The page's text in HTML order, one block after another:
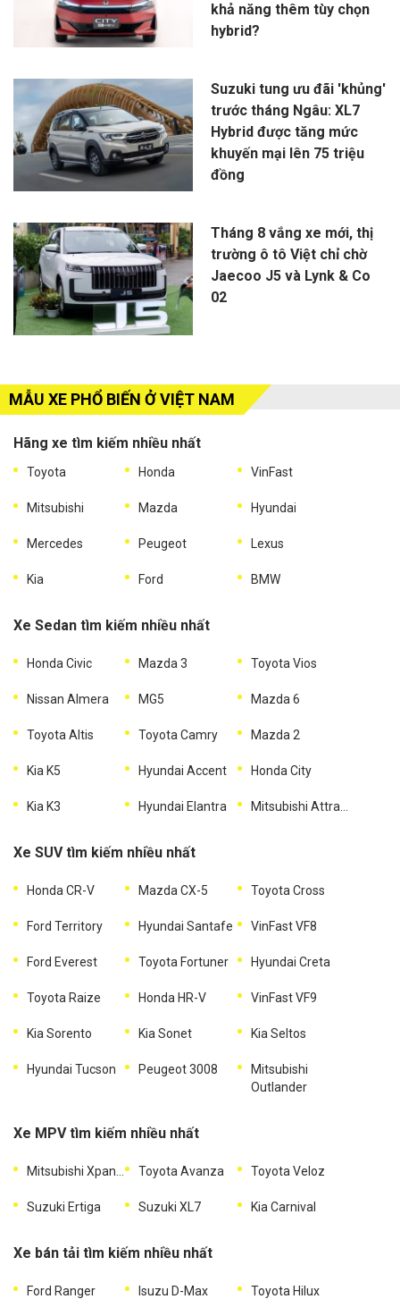
khả năng thêm tùy chọn
hybrid?
Suzuki tung ưu đãi 'khủng'
trước tháng Ngâu: XL7
Hybrid được tăng mức
khuyến mại lên 75 triệu
đồng
Tháng 8 vắng xe mới, thị
trường ô tô Việt chỉ chờ
Jaecoo J5 và Lynk & Co
02
MẪU XE PHỔ BIẾN Ở VIỆT NAM
Hãng xe tìm kiếm nhiều nhất
Toyota Honda VinFast
Mitsubishi Mazda Hyundai
Mercedes Peugeot Lexus
Kia Ford BMW
Xe Sedan tìm kiếm nhiều nhất
Honda Civic Mazda 3 Toyota Vios
Nissan Almera MG5 Mazda 6
Toyota Altis Toyota Camry Mazda 2
Kia K5 Hyundai Accent Honda City
Kia K3 Hyundai Elantra
Xe SUV tìm kiếm nhiều nhất
Honda CR-V Mazda CX-5 Toyota Cross
Ford Territory Hyundai Santafe VinFast VF8
Ford Everest Toyota Fortuner Hyundai Creta
Toyota Raize Honda HR-V VinFast VF9
Kia Sorento Kia Sonet Kia Seltos
Hyundai Tucson Peugeot 3008
Mitsubishi
Outlander
Xe MPV tìm kiếm nhiều nhất
Toyota Avanza Toyota Veloz
Suzuki Ertiga Suzuki XL7 Kia Carnival
Xe bán tải tìm kiếm nhiều nhất
Ford Ranger Isuzu D-Max Toyota Hilux